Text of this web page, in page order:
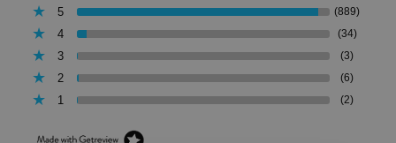
5 (889)
4 (34)
3 (3)
2 (6)
1 (2)